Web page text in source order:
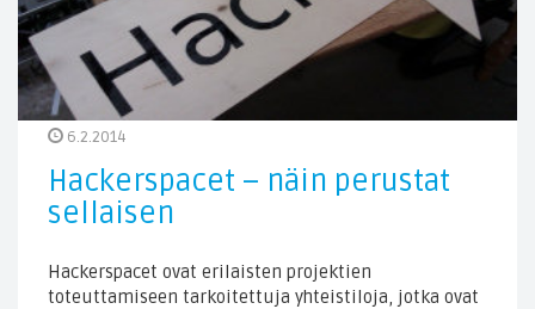
6.2.2014
Hackerspacet – näin perustat
sellaisen
Hackerspacet ovat erilaisten projektien
toteuttamiseen tarkoitettuja yhteistiloja, jotka ovat